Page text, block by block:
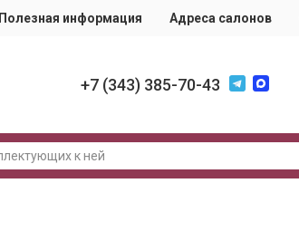
Полезная информация Адреса салонов
+7 (343) 385-70-43